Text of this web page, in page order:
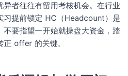
异者往往有留用考核机会。在行业
习提前锁定 HC（Headcount）是
不要指望一开始就操盘大资金，踏
正 offer 的关键。